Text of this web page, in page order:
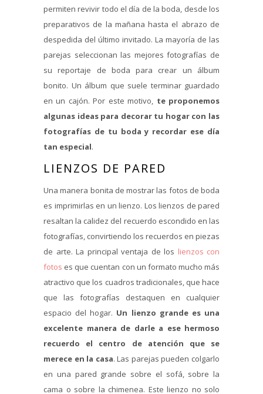
permiten revivir todo el día de la boda, desde los
preparativos de la mañana hasta el abrazo de
despedida del último invitado. La mayoría de las
parejas seleccionan las mejores fotografías de
su reportaje de boda para crear un álbum
bonito. Un álbum que suele terminar guardado
en un cajón. Por este motivo, te proponemos
algunas ideas para decorar tu hogar con las
fotografías de tu boda y recordar ese día
tan especial.
LIENZOS DE PARED
Una manera bonita de mostrar las fotos de boda
es imprimirlas en un lienzo. Los lienzos de pared
resaltan la calidez del recuerdo escondido en las
fotografías, convirtiendo los recuerdos en piezas
de arte. La principal ventaja de los lienzos con
fotos es que cuentan con un formato mucho más
atractivo que los cuadros tradicionales, que hace
que las fotografías destaquen en cualquier
espacio del hogar. Un lienzo grande es una
excelente manera de darle a ese hermoso
recuerdo el centro de atención que se
merece en la casa. Las parejas pueden colgarlo
en una pared grande sobre el sofá, sobre la
cama o sobre la chimenea. Este lienzo no solo